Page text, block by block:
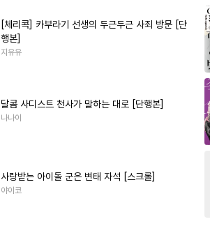
[체리콕] 카부라기 선생의 두근두근 사죄 방문 [단
행본]
지유유
달콤 사디스트 천사가 말하는 대로 [단행본]
나나이
사랑받는 아이돌 군은 변태 자석 [스크롤]
야이코